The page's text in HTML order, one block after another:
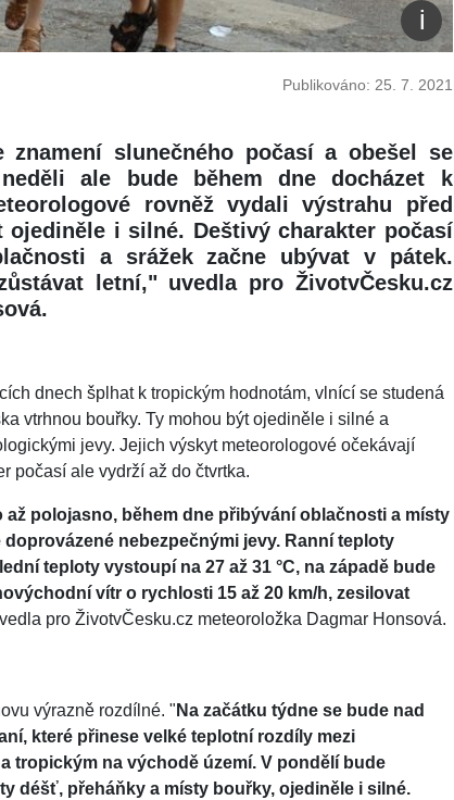
Publikováno: 25. 7. 2021
slunečného počasí a obešel se
ale bude během dne docházet k
rovněž vydali výstrahu před
ojediněle i silné. Deštivý charakter počasí
a srážek začne ubývat v pátek.
letní," uvedla pro ŽivotvČesku.cz
dnech šplhat k tropickým hodnotám, vlnící se studená
vtrhnou bouřky. Ty mohou být ojediněle i silné a
jevy. Jejich výskyt meteorologové očekávají
počasí ale vydrží až do čtvrtka.
polojasno, během dne přibývání oblačnosti a místy
nebezpečnými jevy. Ranní teploty
teploty vystoupí na 27 až 31 °C, na západě bude
vítr o rychlosti 15 až 20 km/h, zesilovat
pro ŽivotvČesku.cz meteoroložka Dagmar Honsová.
výrazně rozdílné. " Na začátku týdne se bude nad
které přinese velké teplotní rozdíly mezi
tropickým na východě území. V pondělí bude
déšť, přeháňky a místy bouřky, ojediněle i silné.